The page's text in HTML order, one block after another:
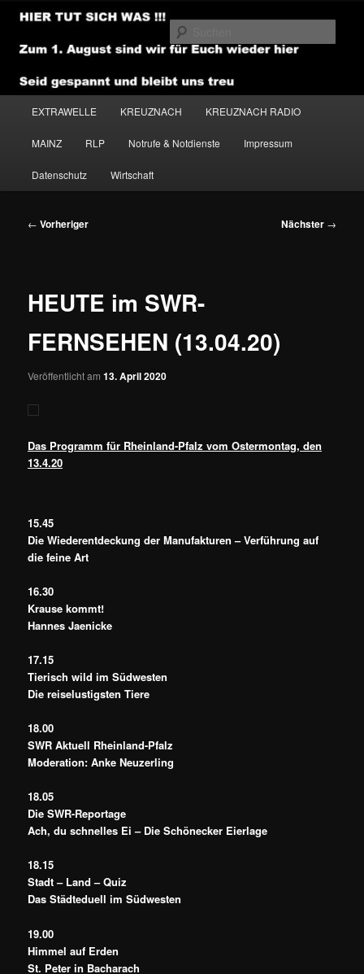
Zum
primären
Inhalt
NEWSHOUSE.MEDIA
EXTRAWELLE KREUZNACH KREUZNACH RADIO
MAINZ RLP Notrufe & Notdienste Impressum
Datenschutz Wirtschaft
Beitragsnavigation
← Vorheriger Nächster →
HEUTE im SWR-
FERNSEHEN (13.04.20)
Veröffentlicht am13. April 2020
Das Programm für Rheinland-Pfalz vom Ostermontag, den
13.4.20
15.45
Die Wiederentdeckung der Manufakturen – Verführung auf
die feine Art
16.30
Krause kommt!
Hannes Jaenicke
17.15
Tierisch wild im Südwesten
Die reiselustigsten Tiere
18.00
SWR Aktuell Rheinland-Pfalz
Moderation: Anke Neuzerling
18.05
Die SWR-Reportage
Ach, du schnelles Ei – Die Schönecker Eierlage
18.15
Stadt – Land – Quiz
Das Städteduell im Südwesten
19.00
Himmel auf Erden
St. Peter in Bacharach